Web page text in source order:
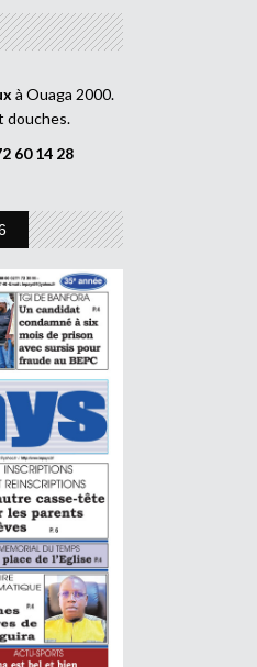
à Ouaga 2000.
douches.
60 14 28